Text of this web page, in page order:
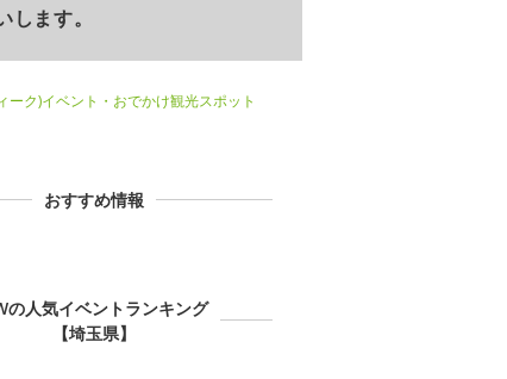
ます。
ーク)イベント・おでかけ観光スポット
おすすめ情報
の人気イベントランキング
【埼玉県】